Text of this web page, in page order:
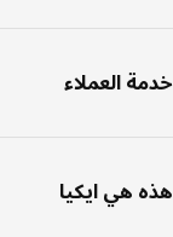
العملاء
هي ايكيا